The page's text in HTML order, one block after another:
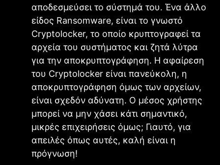
αποδεσμεύσει το σύστημά του. Ένα άλλο
είδος Ransomware, είναι το γνωστό
Cryptolocker, το οποίο κρυπτογραφεί τα
αρχεία του συστήματος και ζητά λύτρα
για την αποκρυπτογράφηση. Η αφαίρεση
του Cryptolocker είναι πανεύκολη, η
αποκρυπτογράφηση όμως των αρχείων,
είναι σχεδόν αδύνατη. Ο μέσος χρήστης
μπορεί να μην χάσει κάτι σημαντικό,
μικρές επιχειρήσεις όμως; Γιαυτό, για
απειλές όπως αυτές, καλή είναι η
πρόγνωση!